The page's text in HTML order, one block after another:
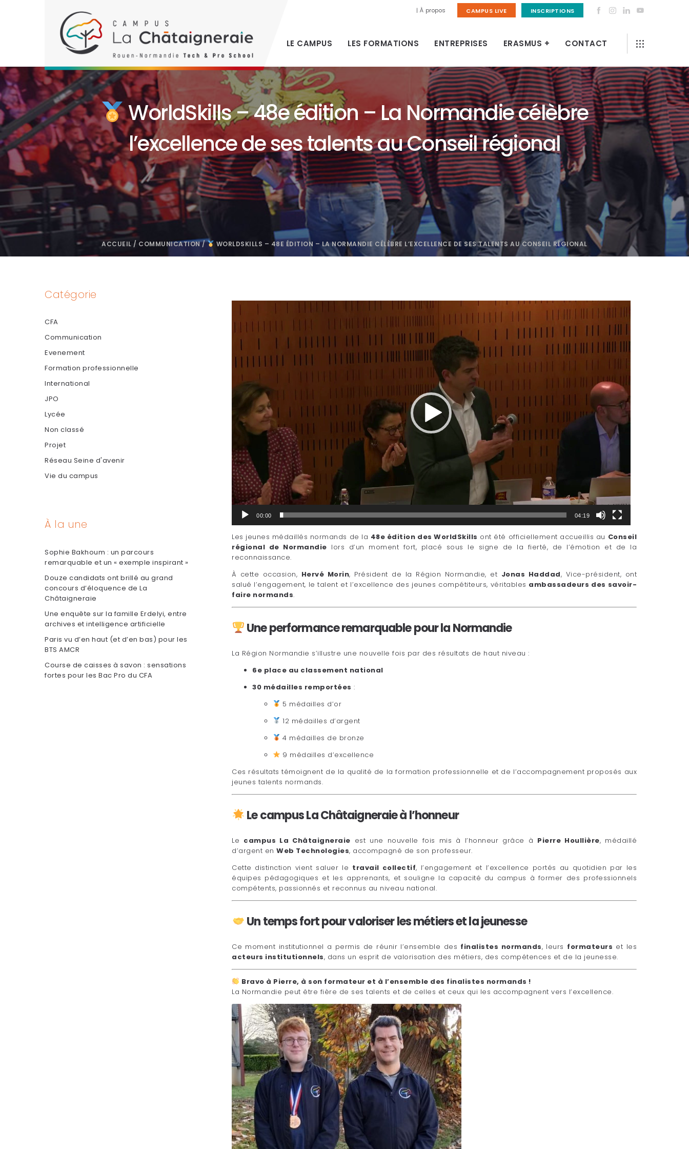
INSCRIPTIONS
CAMPUS LIVE
| À propos
LE CAMPUS LES FORMATIONS ENTREPRISES ERASMUS + CONTACT
ACCUEIL / COMMUNICATION / WORLDSKILLS – 48E ÉDITION – LA NORMANDIE CÉLÈBRE L’EXCELLENCE DE SES TALENTS AU CONSEIL RÉGIONAL
WorldSkills – 48e édition – La Normandie célèbre
l’excellence de ses talents au Conseil régional
00:00 04:19
Les jeunes médaillés normands de la 48e édition des WorldSkills ont été officiellement accueillis au Conseil
régional de Normandie lors d’un moment fort, placé sous le signe de la fierté, de l’émotion et de la
reconnaissance.
À cette occasion, Hervé Morin, Président de la Région Normandie, et Jonas Haddad, Vice-président, ont
salué l’engagement, le talent et l’excellence des jeunes compétiteurs, véritables ambassadeurs des savoir-
faire normands.
Une performance remarquable pour la Normandie
La Région Normandie s’illustre une nouvelle fois par des résultats de haut niveau :
6e place au classement national
30 médailles remportées :
5 médailles d’or
12 médailles d’argent
4 médailles de bronze
9 médailles d’excellence
Ces résultats témoignent de la qualité de la formation professionnelle et de l’accompagnement proposés aux
jeunes talents normands.
Le campus La Châtaigneraie à l’honneur
Le campus La Châtaigneraie est une nouvelle fois mis à l’honneur grâce à Pierre Houllière, médaillé
d’argent en Web Technologies, accompagné de son professeur.
Cette distinction vient saluer le travail collectif, l’engagement et l’excellence portés au quotidien par les
équipes pédagogiques et les apprenants, et souligne la capacité du campus à former des professionnels
compétents, passionnés et reconnus au niveau national.
Un temps fort pour valoriser les métiers et la jeunesse
Ce moment institutionnel a permis de réunir l’ensemble des finalistes normands, leurs formateurs et les
acteurs institutionnels, dans un esprit de valorisation des métiers, des compétences et de la jeunesse.
Bravo à Pierre, à son formateur et à l’ensemble des finalistes normands !
La Normandie peut être fière de ses talents et de celles et ceux qui les accompagnent vers l’excellence.
Catégorie
CFA
Communication
Evenement
Formation professionnelle
International
JPO
Lycée
Non classé
Projet
Réseau Seine d'avenir
Vie du campus
À la une
Sophie Bakhoum : un parcours
remarquable et un « exemple inspirant »
Douze candidats ont brillé au grand
concours d’éloquence de La
Châtaigneraie
Une enquête sur la famille Erdelyi, entre
archives et intelligence artificielle
Paris vu d’en haut (et d’en bas) pour les
BTS AMCR
Course de caisses à savon : sensations
fortes pour les Bac Pro du CFA